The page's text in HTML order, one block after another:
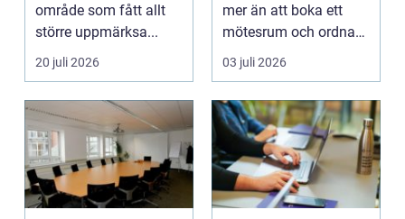
område som fått allt
större uppmärksa...
20 juli 2026
mer än att boka ett
mötesrum och ordna
fika. För många
företag h...
03 juli 2026